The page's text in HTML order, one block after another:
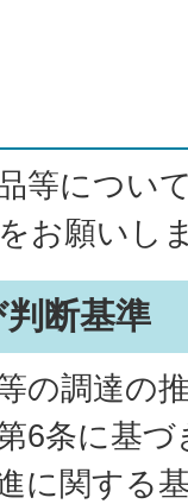
等につい
お願いし
断基準
の調達の
6条に基
に関する